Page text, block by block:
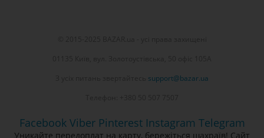
support@bazar.ua
Facebook Viber Pinterest Instagram Telegram
Уникайте передоплат на карту, бережіться шахраїв! Сайт